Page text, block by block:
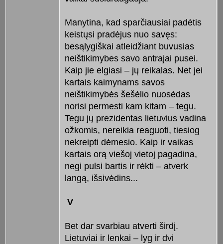
Manytina, kad sparčiausiai padėtis
keistųsi pradėjus nuo savęs:
besąlygiškai atleidžiant buvusias
neištikimybes savo antrajai pusei.
Kaip jie elgiasi – jų reikalas. Net jei
kartais kaimynams savos
neištikimybės šešėlio nuosėdas
norisi permesti kam kitam – tegu.
Tegu jų prezidentas lietuvius vadina
ožkomis, nereikia reaguoti, tiesiog
nekreipti dėmesio. Kaip ir vaikas
kartais orą viešoj vietoj pagadina,
negi pulsi bartis ir rėkti – atverk
langą, išsivėdins...
V
Bet dar svarbiau atverti širdį.
Lietuviai ir lenkai – lyg ir dvi